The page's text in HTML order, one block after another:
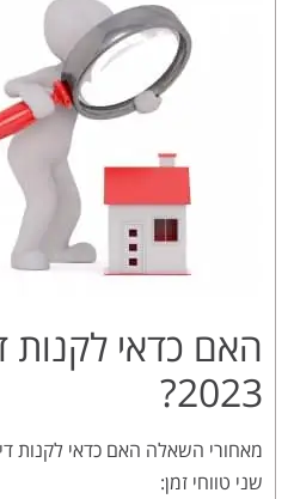
האם כדאי לקנות
2023?
שני טווחי זמן: